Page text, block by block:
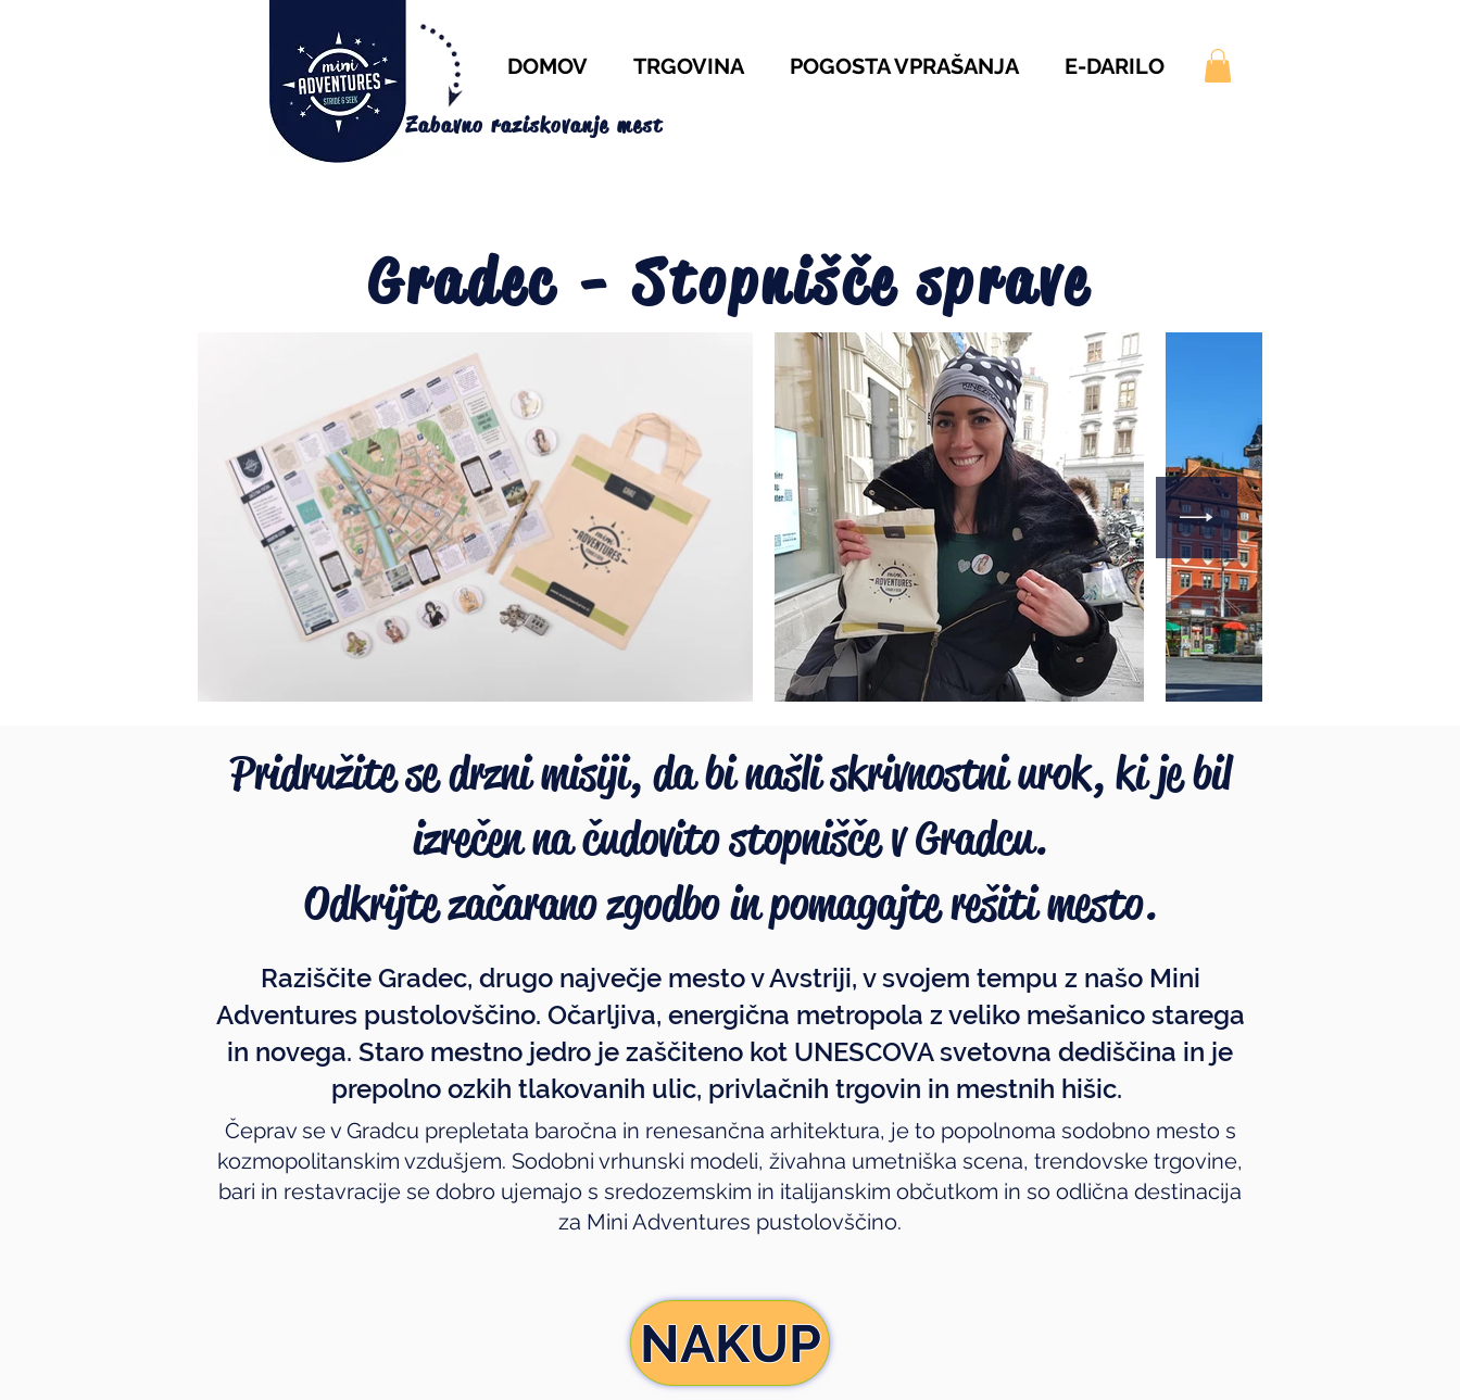
DOMOV TRGOVINA POGOSTA VPRAŠANJA E-DARILO
Zabavno raziskovanje mest
Gradec - Stopnišče sprave
Pridružite se drzni misiji, da bi našli skrivnostni urok, ki je bil
izrečen na čudovito stopnišče v Gradcu.
Odkrijte začarano zgodbo in pomagajte rešiti mesto.
Raziščite Gradec, drugo največje mesto v Avstriji, v svojem tempu z našo Mini
Adventures pustolovščino. Očarljiva, energična metropola z veliko mešanico starega
in novega. Staro mestno jedro je zaščiteno kot UNESCOVA svetovna dediščina in je
prepolno ozkih tlakovanih ulic, privlačnih trgovin in mestnih hišic.
Čeprav se v Gradcu prepletata baročna in renesančna arhitektura, je to popolnoma sodobno mesto s
kozmopolitanskim vzdušjem. Sodobni vrhunski modeli, živahna umetniška scena, trendovske trgovine,
bari in restavracije se dobro ujemajo s sredozemskim in italijanskim občutkom in so odlična destinacija
za Mini Adventures pustolovščino.
NAKUP